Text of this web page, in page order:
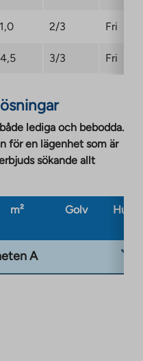
2/3 Fri
3/3 Fri
lediga och bebodda.
för en lägenhet som är
sökande allt
m² Golv
A